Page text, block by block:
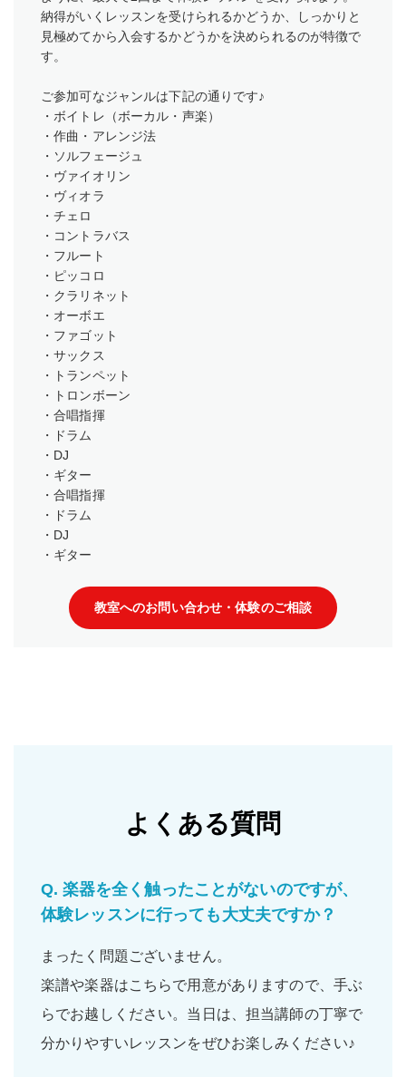
納得がいくレッスンを受けられるかどうか、しっかりと
見極めてから入会するかどうかを決められるのが特徴で
す。
ご参加可なジャンルは下記の通りです♪
・ボイトレ（ボーカル・声楽）
・作曲・アレンジ法
・ソルフェージュ
・ヴァイオリン
・ヴィオラ
・チェロ
・コントラバス
・フルート
・ピッコロ
・クラリネット
・オーボエ
・ファゴット
・サックス
・トランペット
・トロンボーン
・合唱指揮
・ドラム
・DJ
・ギター
・合唱指揮
・ドラム
・DJ
・ギター
教室へのお問い合わせ・体験のご相談
よくある質問
Q. 楽器を全く触ったことがないのですが、
体験レッスンに行っても大丈夫ですか？
まったく問題ございません。
楽譜や楽器はこちらで用意がありますので、手ぶ
らでお越しください。当日は、担当講師の丁寧で
分かりやすいレッスンをぜひお楽しみください♪